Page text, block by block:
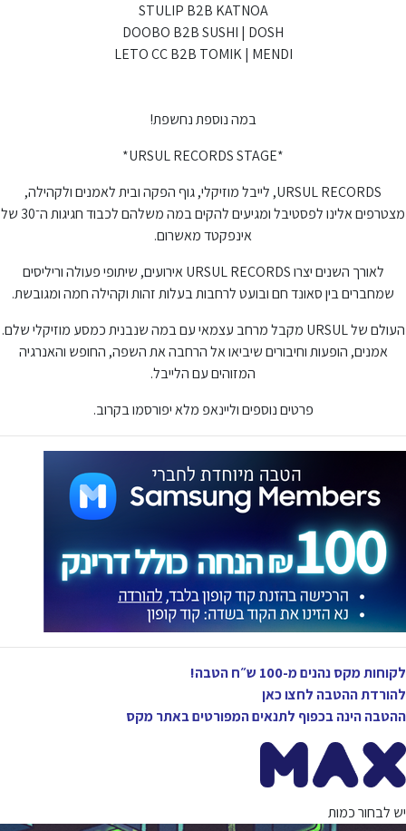
STULIP B2B KATNOA
DOOBO B2BSUSHI | DOSH
LETO CCB2B TOMIK | MENDI
במה נוספת נחשפת!
*URSUL RECORDS STAGE*
URSUL RECORDS, לייבל מוזיקלי, גוף הפקה ובית לאמנים ולקהילה,
מצטרפים אלינו לפסטיבל ומגיעים להקים במה משלהם לכבוד חגיגות ה־30 של
אינפקטד מאשרום.
לאורך השנים יצרו URSUL RECORDS אירועים, שיתופי פעולה וריליסים
שמחברים בין סאונד חם ובועט לרחבות בעלות זהות וקהילה חמה ומגובשת.
העולם של URSUL מקבל מרחב עצמאי עם במה שנבנית כמסע מוזיקלי שלם.
אמנים, הופעות וחיבורים שיביאו אל הרחבה את השפה, החופש והאנרגיה
המזוהים עם הלייבל.
פרטים נוספים וליינאפ מלא יפורסמו בקרוב.
לקוחות מקס נהנים מ-100 ש״ח הטבה!
להורדת ההטבה לחצו כאן
ההטבה הינה בכפוף לתנאים המפורטים באתר מקס
יש לבחור כמות